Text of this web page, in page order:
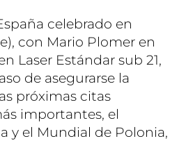
celebrado en
con Mario Plomer en
Laser Estándar sub 21,
de asegurarse la
próximas citas
importantes, el
y el Mundial de Polonia,